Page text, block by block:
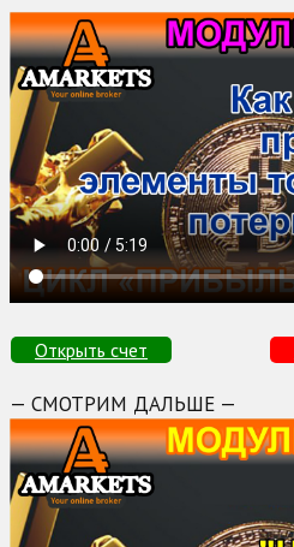
Открыть счет
— СМОТРИМ ДАЛЬШЕ —